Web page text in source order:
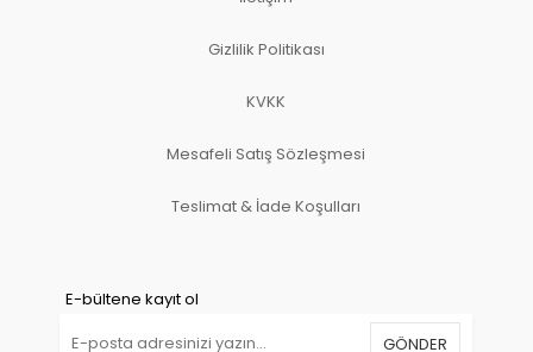
Gizlilik Politikası
KVKK
Mesafeli Satış Sözleşmesi
Teslimat & İade Koşulları
E-bültene kayıt ol
GÖNDER